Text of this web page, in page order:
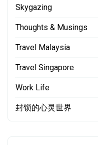
Skygazing
Thoughts & Musings
Travel Malaysia
Travel Singapore
Work Life
封锁的心灵世界